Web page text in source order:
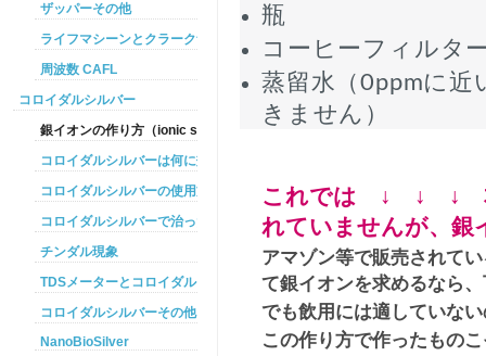
瓶
コーヒーフィルタ
蒸留水（0ppmに
きません）
これでは ↓ ↓ ↓ 本
れていませんが、銀
アマゾン等で販売されて
て銀イオンを求めるなら
でも飲用には適していな
この作り方で作ったもの
ザッパーその他
ライフマシーンとクラークザッパーの違い
周波数 CAFL
コロイダルシルバー
銀イオンの作り方（ionic silver ）
コロイダルシルバーは何に効くのか
コロイダルシルバーの使用方法
コロイダルシルバーで治った例
チンダル現象
TDSメーターとコロイダルシルバー
コロイダルシルバーその他
NanoBioSilver